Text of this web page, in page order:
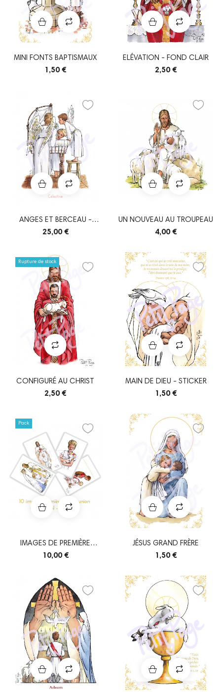
MINI FONTS BAPTISMAUX
1,50 €
ELÉVATION - FOND CLAIR
2,50 €
ANGES ET BERCEAU -
TIRAGE PERSONNALISÉ
25,00 €
UN NOUVEAU AU TROUPEAU
4,00 €
Rupture de stock
CONFIGURÉ AU CHRIST
2,50 €
MAIN DE DIEU - STICKER
1,50 €
Pack
IMAGES DE PREMIÈRE
COMMUNION - GARÇON...
10,00 €
JÉSUS GRAND FRÈRE
1,50 €